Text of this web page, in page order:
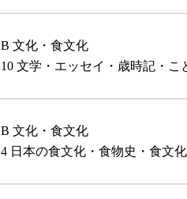
B 文化・食文化
10 文学・エッセイ・歳時記・こ
B 文化・食文化
4 日本の食文化・食物史・食文